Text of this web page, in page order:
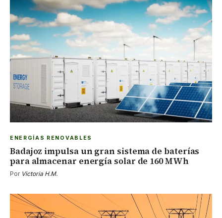
ENERGÍAS RENOVABLES
Badajoz impulsa un gran sistema de baterías
para almacenar energía solar de 160 MWh
Por Victoria H.M.